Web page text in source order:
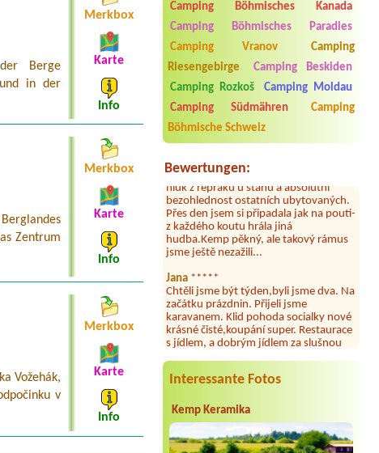
Camping Böhmisches Kanada
Camping Böhmisches Paradies
Camping Vranov
Camping
Riesengebirge
Camping Beskiden
Camping Rozkoš
Camping Moldau
Camping Südmähren
Camping
Böhmische Schweiz
Bewertungen:
Byli jsme zde v týdnu od 25.7. do 1.8.
2026. Kemp jako takový je pěkný. V
umývárně i na WC bylo vždy čisto,
doplněný papír i utěrky, což při
množství návštěvníků není
Co nás ale velice zklamalo byl celodenní
hluk z repráků u stanů a absolutní
bezohlednost ostatních ubytovaných.
Přes den jsem si připadala jak na pouti-
z každého koutu hrála jiná
hudba.Kemp pěkný, ale takový rámus
jsme ještě nezažili...
Chtěli jsme být týden,byli jsme dva. Na
začátku prázdnin. Přijeli jsme
karavanem. Klid pohoda socialky nové
krásné čisté,koupání super. Restaurace
s jídlem, a dobrým jídlem za slušnou
cenu na dosah, a spoustu možností na
Byli jsme zde s dětmi na 5 nocí,
výborné vybavení kempu, čisto všude.
Výborná káva, mošt i víno a další.Milí
hostitelé, vždy usměvaví a ochotní,
Interessante Fotos
Kemp Keramika
Berge
in der
Merkbox
Karte
Info
Zentrum
Merkbox
Karte
Info
Vožehák,
v
Merkbox
Karte
Info